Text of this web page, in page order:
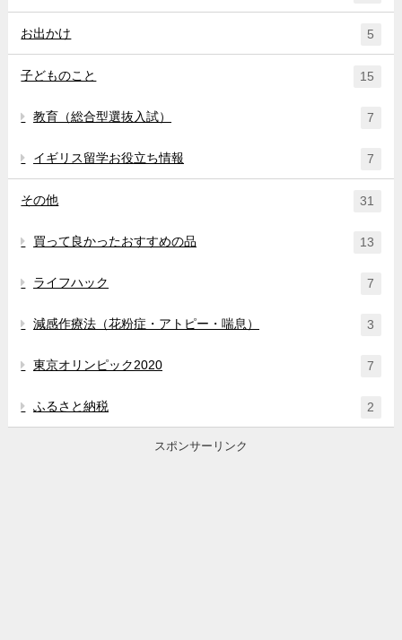
お出かけ 5
子どものこと 15
教育（総合型選抜入試） 7
イギリス留学お役立ち情報 7
その他 31
買って良かったおすすめの品 13
ライフハック 7
減感作療法（花粉症・アトピー・喘息） 3
東京オリンピック2020 7
ふるさと納税 2
スポンサーリンク